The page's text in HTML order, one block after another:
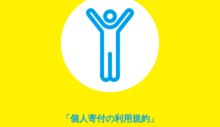
「個人寄付の利用規約」